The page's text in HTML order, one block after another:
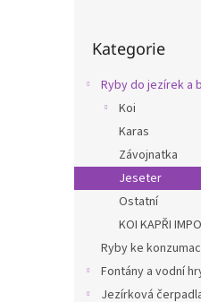
a
kategorie
Kategorie
Ryby do jezírek a
Koi
Karas
Závojnatka
Jeseter
Ostatní
KOI KAPŘI
Ryby ke
Fontány a vodní
Jezírková